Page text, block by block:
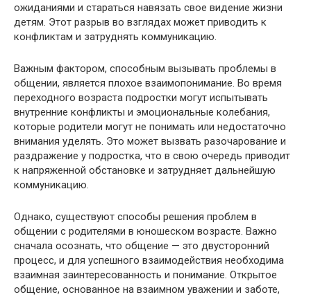
ожиданиями и стараться навязать свое видение жизни
детям. Этот разрыв во взглядах может приводить к
конфликтам и затруднять коммуникацию.
Важным фактором, способным вызывать проблемы в
общении, является плохое взаимопонимание. Во время
переходного возраста подростки могут испытывать
внутренние конфликты и эмоциональные колебания,
которые родители могут не понимать или недостаточно
внимания уделять. Это может вызвать разочарование и
раздражение у подростка, что в свою очередь приводит
к напряженной обстановке и затрудняет дальнейшую
коммуникацию.
Однако, существуют способы решения проблем в
общении с родителями в юношеском возрасте. Важно
сначала осознать, что общение — это двусторонний
процесс, и для успешного взаимодействия необходима
взаимная заинтересованность и понимание. Открытое
общение, основанное на взаимном уважении и заботе,